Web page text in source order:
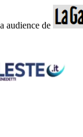
audience de